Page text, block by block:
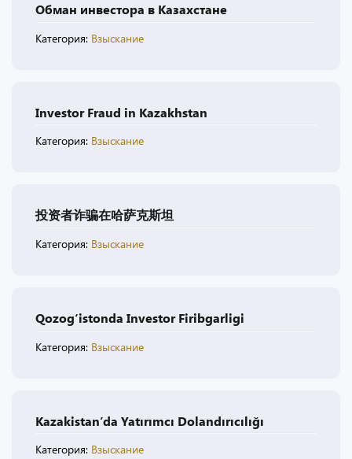
Обман инвестора в Казахстане
Категория: Взыскание
Investor Fraud in Kazakhstan
Категория: Взыскание
投资者诈骗在哈萨克斯坦
Категория: Взыскание
Qozog‘istonda Investor Firibgarligi
Категория: Взыскание
Kazakistan’da Yatırımcı Dolandırıcılığı
Категория: Взыскание